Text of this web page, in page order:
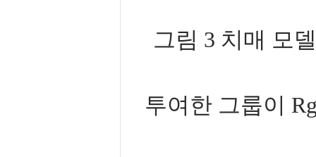
그림 3 치매 모
투여한 그룹이